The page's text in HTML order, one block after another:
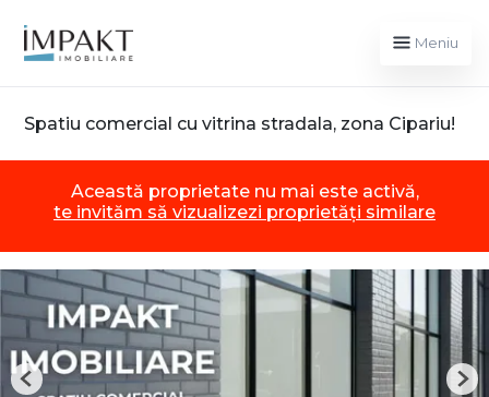
Meniu
Spatiu comercial cu vitrina stradala, zona Cipariu!
Această proprietate nu mai este activă,
te invităm să vizualizezi proprietăți similare
Previous